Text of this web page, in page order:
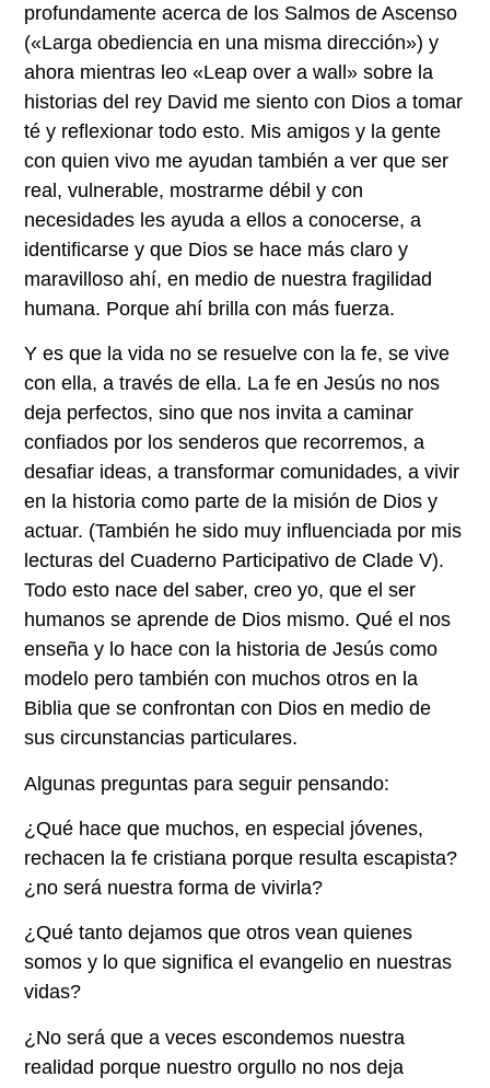
profundamente acerca de los Salmos de Ascenso
(«Larga obediencia en una misma dirección») y
ahora mientras leo «Leap over a wall» sobre la
historias del rey David me siento con Dios a tomar
té y reflexionar todo esto. Mis amigos y la gente
con quien vivo me ayudan también a ver que ser
real, vulnerable, mostrarme débil y con
necesidades les ayuda a ellos a conocerse, a
identificarse y que Dios se hace más claro y
maravilloso ahí, en medio de nuestra fragilidad
humana. Porque ahí brilla con más fuerza.
Y es que la vida no se resuelve con la fe, se vive
con ella, a través de ella. La fe en Jesús no nos
deja perfectos, sino que nos invita a caminar
confiados por los senderos que recorremos, a
desafiar ideas, a transformar comunidades, a vivir
en la historia como parte de la misión de Dios y
actuar. (También he sido muy influenciada por mis
lecturas del Cuaderno Participativo de Clade V).
Todo esto nace del saber, creo yo, que el ser
humanos se aprende de Dios mismo. Qué el nos
enseña y lo hace con la historia de Jesús como
modelo pero también con muchos otros en la
Biblia que se confrontan con Dios en medio de
sus circunstancias particulares.
Algunas preguntas para seguir pensando:
¿Qué hace que muchos, en especial jóvenes,
rechacen la fe cristiana porque resulta escapista?
¿no será nuestra forma de vivirla?
¿Qué tanto dejamos que otros vean quienes
somos y lo que significa el evangelio en nuestras
vidas?
¿No será que a veces escondemos nuestra
realidad porque nuestro orgullo no nos deja